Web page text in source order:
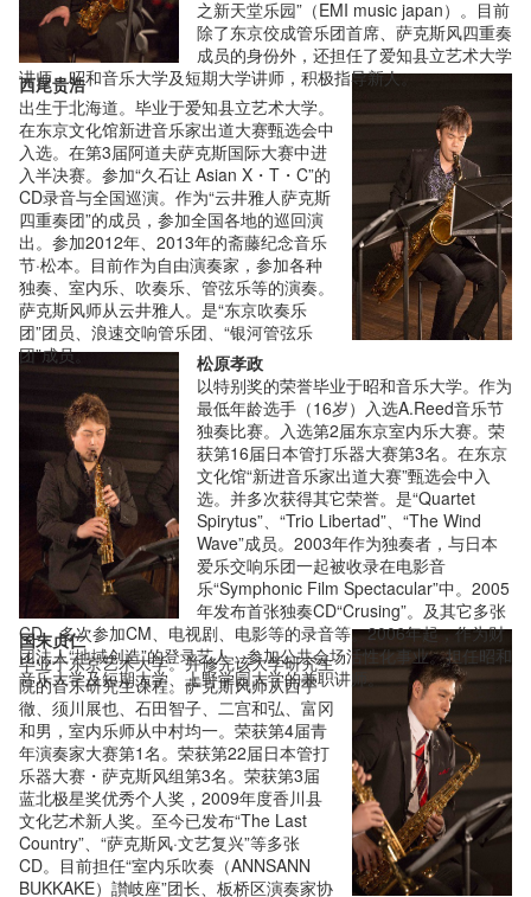
之新天堂乐园”（EMI music japan）。目前
除了东京佼成管乐团首席、萨克斯风四重奏
成员的身份外，还担任了爱知县立艺术大学
讲师、昭和音乐大学及短期大学讲师，积极指导新人。
西尾贵浩
出生于北海道。毕业于爱知县立艺术大学。
在东京文化馆新进音乐家出道大赛甄选会中
入选。在第3届阿道夫萨克斯国际大赛中进
入半决赛。参加“久石让 Asian X・T・C”的
CD录音与全国巡演。作为“云井雅人萨克斯
四重奏团”的成员，参加全国各地的巡回演
出。参加2012年、2013年的斋藤纪念音乐
节·松本。目前作为自由演奏家，参加各种
独奏、室内乐、吹奏乐、管弦乐等的演奏。
萨克斯风师从云井雅人。是“东京吹奏乐
团”团员、浪速交响管乐团、“银河管弦乐
团”成员。
松原孝政
以特别奖的荣誉毕业于昭和音乐大学。作为
最低年龄选手（16岁）入选A.Reed音乐节
独奏比赛。入选第2届东京室内乐大赛。荣
获第16届日本管打乐器大赛第3名。在东京
文化馆“新进音乐家出道大赛”甄选会中入
选。并多次获得其它荣誉。是“Quartet
Spirytus”、“Trio Libertad”、“The Wind
Wave”成员。2003年作为独奏者，与日本
爱乐交响乐团一起被收录在电影音
乐“Symphonic Film Spectacular”中。2005
年发布首张独奏CD“Crusing”。及其它多张
CD。多次参加CM、电视剧、电影等的录音等。2006年起，作为财
团法人“地域创造”的登录艺人，参加公共会场活性化事业。担任昭和
音乐大学及短期大学、上野学园大学的兼职讲师。
国末贞仁
毕业于东京艺术大学。并修完该大学研究生
院的音乐研究生课程。萨克斯风师从西宇
徹、须川展也、石田智子、二宫和弘、富冈
和男，室内乐师从中村均一。荣获第4届青
年演奏家大赛第1名。荣获第22届日本管打
乐器大赛・萨克斯风组第3名。荣获第3届
蓝北极星奖优秀个人奖，2009年度香川县
文化艺术新人奖。至今已发布“The Last
Country”、“萨克斯风·文艺复兴”等多张
CD。目前担任“室内乐吹奏（ANNSANN
BUKKAKE）讃岐座”团长、板桥区演奏家协